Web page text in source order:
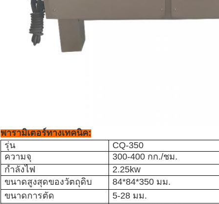
พารามิเตอร์ทางเทคนิค:
รุ่น
CQ-350
ความจุ
300-400 กก./ชม.
กำลังไฟ
2.25kw
ขนาดสูงสุดของวัตถุดิบ
84*84*350 มม.
ขนาดการตัด
5-28 มม.